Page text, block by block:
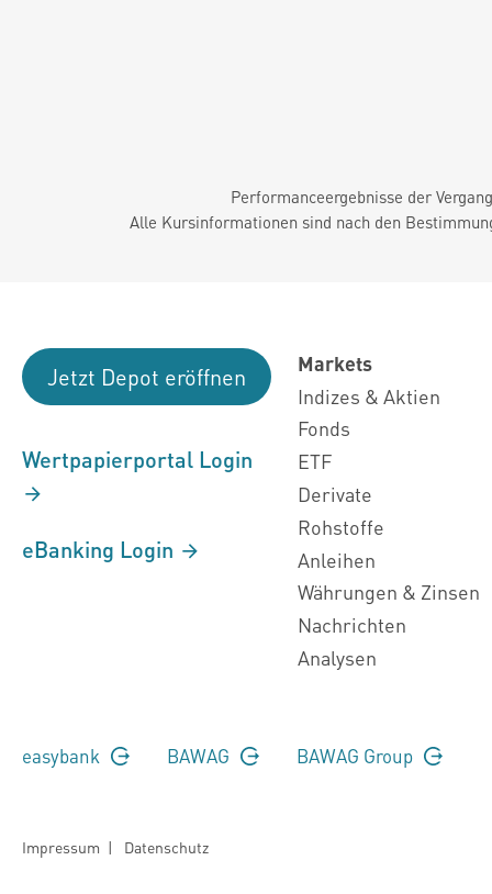
Performanceergebnisse der
Alle Kursinformationen sind nach den
Jetzt Depot eröffnen
Wertpapierportal Login
eBanking Login
Markets
Indizes & Aktien
Fonds
ETF
Derivate
Rohstoffe
Anleihen
Währungen & Zinsen
Nachrichten
Analysen
easybank BAWAG BAWAG Group
Impressum | Datenschutz